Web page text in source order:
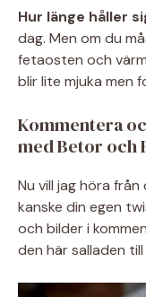
Hur länge håller
dag. Men om du
fetaosten och
blir lite mjuka men
Kommentera
med Betor och
Nu vill jag höra
kanske din egen
och bilder i
den här salladen till